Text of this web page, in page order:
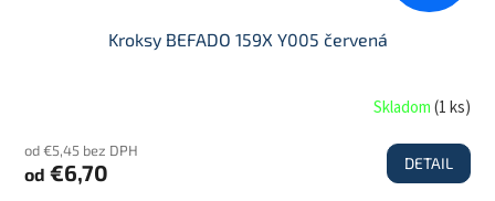
Kroksy BEFADO 159X Y005 červená
Skladom(1 ks)
od €5,45 bez DPH
od €6,70 DETAIL